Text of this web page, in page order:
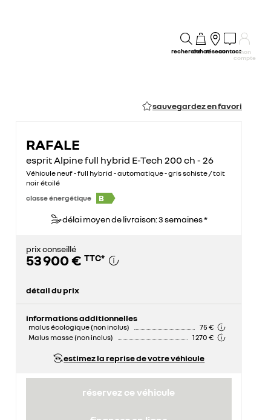
rechercheachatréseaucontactmon
compte
sauvegardez en favori
RAFALE
esprit Alpine full hybrid E-Tech 200 ch - 26
Véhicule neuf - full hybrid - automatique - gris schiste / toit
noir étoilé
classe énergétique
B
délai moyen de livraison: 3 semaines *
prix conseillé
53 900 € TTC*
détail du prix
informations additionnelles
malus écologique (non inclus)
75 €
Malus masse (non inclus)
1 270 €
estimez la reprise de votre véhicule
réservez ce véhicule